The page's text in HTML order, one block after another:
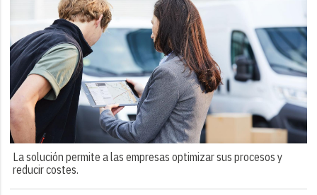
La solución permite a las empresas optimizar sus procesos y
reducir costes.